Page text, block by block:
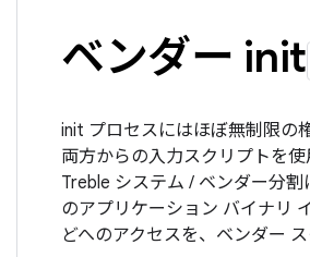
ベンダー init
init プロセスにはほぼ無制限の
両方からの入力スクリプトを
Treble システム / ベンダー分
のアプリケーション バイナリ
どへのアクセスを、ベンダー